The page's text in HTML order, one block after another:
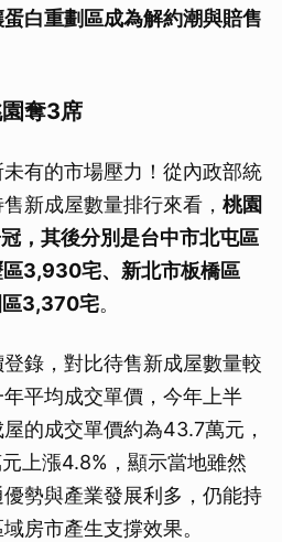
白重劃區成為解約潮與賠售
奪3席
有的市場壓力！從內政部統
新成屋數量排行來看， 桃園
，其後分別是台中市北屯區
3,930宅、新北市板橋區
3,370宅。
錄，對比待售新成屋數量較
平均成交單價，今年上半
屋的成交單價約為43.7萬元，
上漲4.8%，顯示當地雖然
勢與產業發展利多，仍能持
房市產生支撐效果。